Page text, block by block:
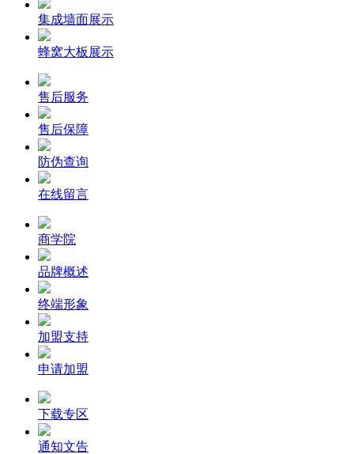
集成墙面展示
蜂窝大板展示
售后服务
售后保障
防伪查询
在线留言
商学院
品牌概述
终端形象
加盟支持
申请加盟
下载专区
通知文告